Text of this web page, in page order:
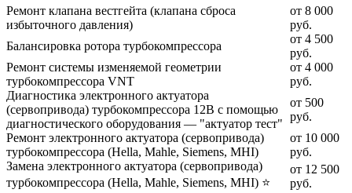
Ремонт клапана вестгейта (клапана сброса
избыточного давления)
от 8 000
руб.
Балансировка ротора турбокомпрессора
от 4 500
руб.
Ремонт системы изменяемой геометрии
турбокомпрессора VNT
от 4 000
руб.
Диагностика электронного актуатора
(сервопривода) турбокомпрессора 12В с помощью
диагностического оборудования — "актуатор тест"
от 500
руб.
Ремонт электронного актуатора (сервопривода)
турбокомпрессора (Hella, Mahle, Siemens, MHI)
от 10 000
руб.
Замена электронного актуатора (сервопривода)
турбокомпрессора (Hella, Mahle, Siemens, MHI) ⭐
от 12 500
руб.